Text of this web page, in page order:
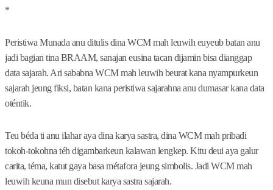
*
Peristiwa Munada anu ditulis dina WCM mah leuwih euyeub batan anu
jadi bagian tina BRAAM, sanajan eusina tacan dijamin bisa dianggap
data sajarah. Ari sababna WCM mah leuwih beurat kana nyampurkeun
sajarah jeung fiksi, batan kana peristiwa sajarahna anu dumasar kana data
oténtik.
Teu béda ti anu ilahar aya dina karya sastra, dina WCM mah pribadi
tokoh-tokohna téh digambarkeun kalawan lengkep. Kitu deui aya galur
carita, téma, katut gaya basa métafora jeung simbolis. Jadi WCM mah
leuwih keuna mun disebut karya sastra sajarah.